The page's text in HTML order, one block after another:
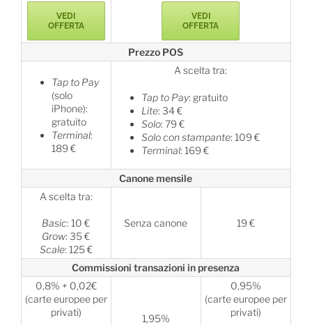
VEDI
OFFERTA
VEDI
OFFERTA
Prezzo POS
Tap to Pay
(solo
iPhone):
gratuito
Terminal:
189 €
A scelta tra:
Tap to Pay: gratuito
Lite: 34 €
Solo: 79 €
Solo con stampante: 109 €
Terminal: 169 €
Canone mensile
A scelta tra:
Basic: 10 €
Grow: 35 €
Scale: 125 €
Senza canone 19 €
Commissioni transazioni in presenza
0,8% + 0,02€
(carte europee per
privati)
1,95%
0,95%
(carte europee per
privati)